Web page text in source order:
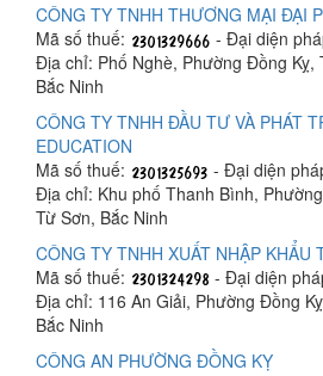
CÔNG TY TNHH THƯƠNG MẠI ĐẠI
Mã số thuế:
- Đại diện
Địa chỉ: Phố Nghè, Phường Đồng Kỵ,
Bắc Ninh
CÔNG TY TNHH ĐẦU TƯ VÀ PHÁT
EDUCATION
Mã số thuế:
- Đại diện
Địa chỉ: Khu phố Thanh Bình,
Từ Sơn, Bắc Ninh
CÔNG TY TNHH XUẤT NHẬP KHẨU
Mã số thuế:
- Đại diện
Địa chỉ: 116 An Giải, Phường Đồng
Bắc Ninh
CÔNG AN PHƯỜNG ĐỒNG KỴ